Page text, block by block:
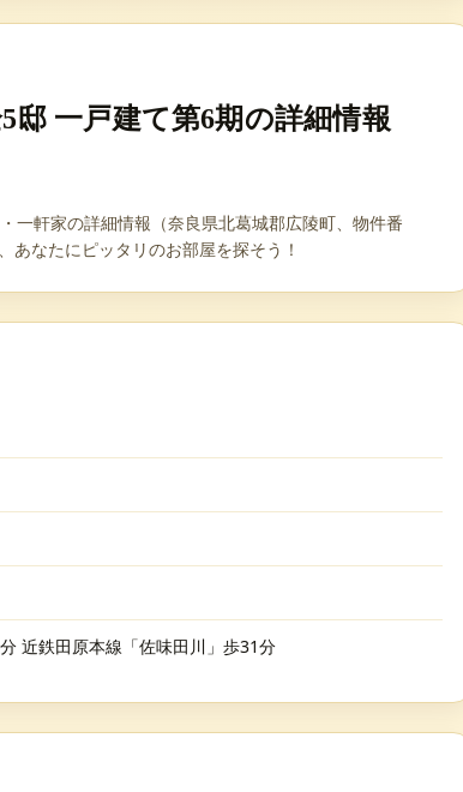
邸 一戸建て第6期の詳細情報
一軒家の詳細情報（奈良県北葛城郡広陵町、物件番
なたにピッタリのお部屋を探そう！
近鉄田原本線「佐味田川」歩31分